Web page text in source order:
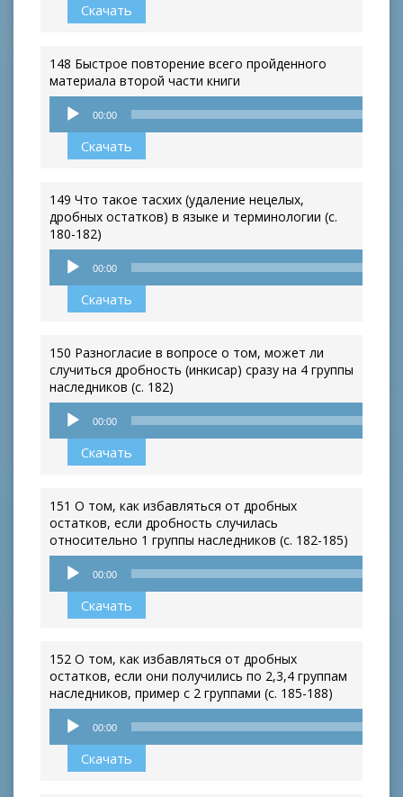
Скачать
148 Быстрое повторение всего пройденного
материала второй части книги
Аудиоплеер
00:00
Скачать
149 Что такое тасхих (удаление нецелых,
дробных остатков) в языке и терминологии (с.
180-182)
Аудиоплеер
00:00
Скачать
150 Разногласие в вопросе о том, может ли
случиться дробность (инкисар) сразу на 4 группы
наследников (с. 182)
Аудиоплеер
00:00
Скачать
151 О том, как избавляться от дробных
остатков, если дробность случилась
относительно 1 группы наследников (с. 182-185)
Аудиоплеер
00:00
Скачать
152 О том, как избавляться от дробных
остатков, если они получились по 2,3,4 группам
наследников, пример с 2 группами (с. 185-188)
Аудиоплеер
00:00
Скачать